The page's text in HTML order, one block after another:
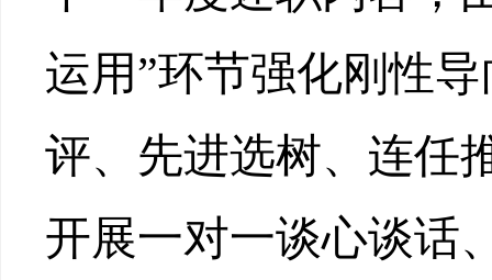
运用”环节强化刚性
评、先进选树、连任
开展一对一谈心谈话